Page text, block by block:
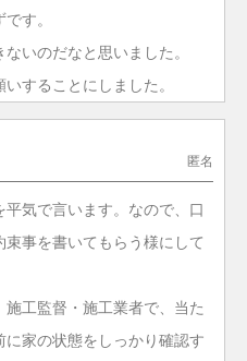
す。
いのだなと思いました。
することにしました。
匿名
気で言います。なので、口
事を書いてもらう様にして
工監督・施工業者で、当た
に家の状態をしっかり確認す